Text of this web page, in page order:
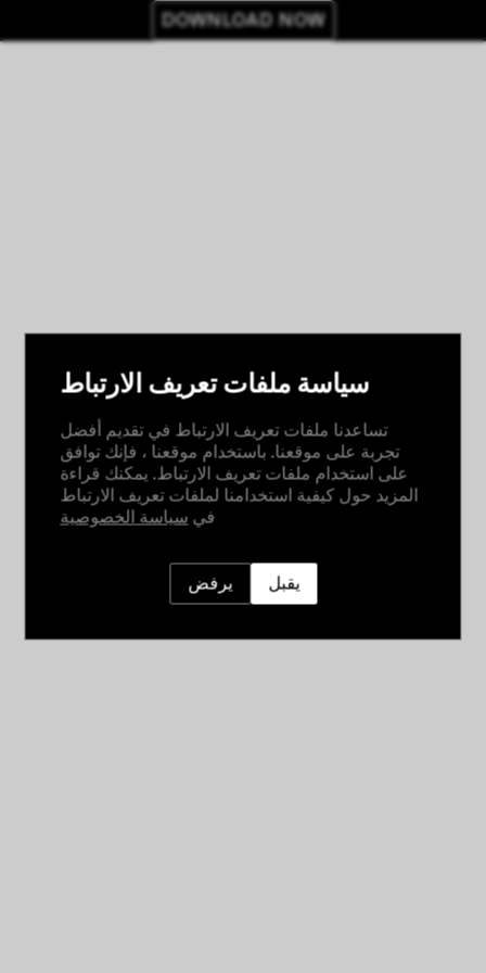
سياسة ملفات تعريف الارتباط
تساعدنا ملفات تعريف الارتباط في تقديم أفضل
تجربة على موقعنا. باستخدام موقعنا ، فإنك توافق
على استخدام ملفات تعريف الارتباط. يمكنك قراءة
المزيد حول كيفية استخدامنا لملفات تعريف الارتباط
في سياسة الخصوصية
يرفض يقبل
DOWNLOAD NOW